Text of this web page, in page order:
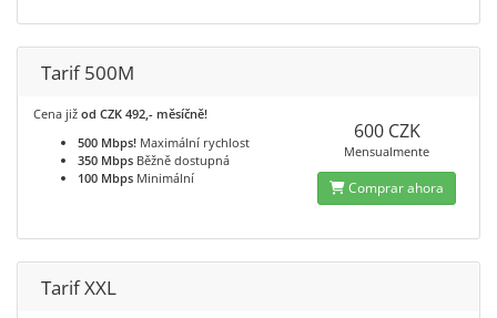
Tarif 500M
Cena již od CZK 492,- měsíčně!
500 Mbps! Maximální rychlost
350 Mbps Běžně dostupná
100 Mbps Minimální
600 CZK
Mensualmente
Comprar ahora
Tarif XXL